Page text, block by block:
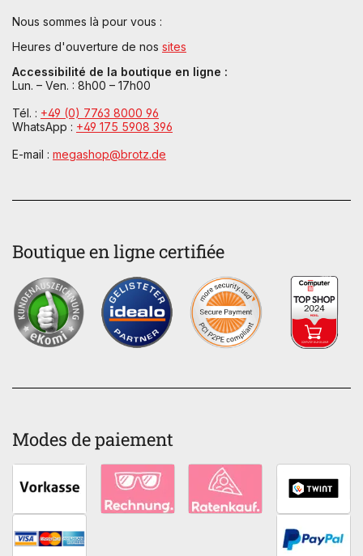
Nous sommes là pour vous :
Heures d'ouverture de nos sites
Accessibilité de la boutique en ligne :
Lun. – Ven. : 8h00 – 17h00
Tél. : +49 (0) 7763 8000 96
WhatsApp : +49 175 5908 396
E-mail : megashop@brotz.de
Boutique en ligne certifiée
Modes de paiement